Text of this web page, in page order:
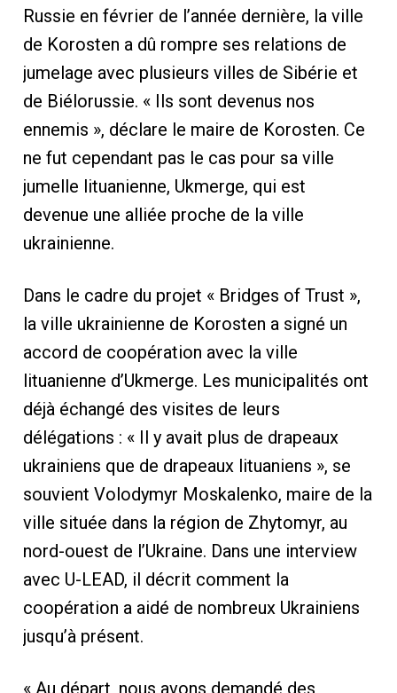
Russie en février de l’année dernière, la ville
de Korosten a dû rompre ses relations de
jumelage avec plusieurs villes de Sibérie et
de Biélorussie. « Ils sont devenus nos
ennemis », déclare le maire de Korosten. Ce
ne fut cependant pas le cas pour sa ville
jumelle lituanienne, Ukmerge, qui est
devenue une alliée proche de la ville
ukrainienne.
Dans le cadre du projet « Bridges of Trust »,
la ville ukrainienne de Korosten a signé un
accord de coopération avec la ville
lituanienne d’Ukmerge. Les municipalités ont
déjà échangé des visites de leurs
délégations : « Il y avait plus de drapeaux
ukrainiens que de drapeaux lituaniens », se
souvient Volodymyr Moskalenko, maire de la
ville située dans la région de Zhytomyr, au
nord-ouest de l’Ukraine. Dans une interview
avec U-LEAD, il décrit comment la
coopération a aidé de nombreux Ukrainiens
jusqu’à présent.
« Au départ, nous avons demandé des